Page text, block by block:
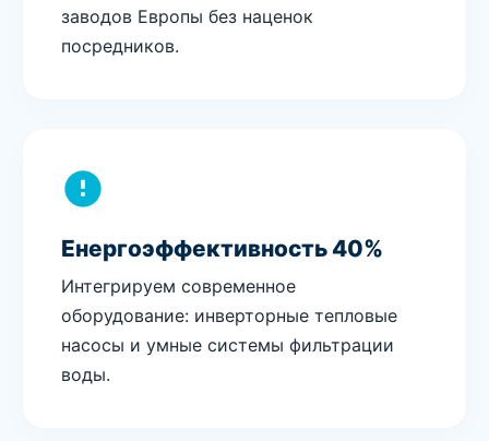
заводов Европы без наценок
посредников.
Енергоэффективность 40%
Интегрируем современное
оборудование: инверторные тепловые
насосы и умные системы фильтрации
воды.